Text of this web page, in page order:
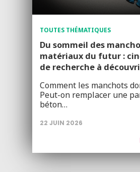
TOUTES THÉMATIQUES
Du sommeil des
matériaux du futur :
de recherche à
Comment les manchots
Peut-on remplacer une
béton…
22 JUIN 2026